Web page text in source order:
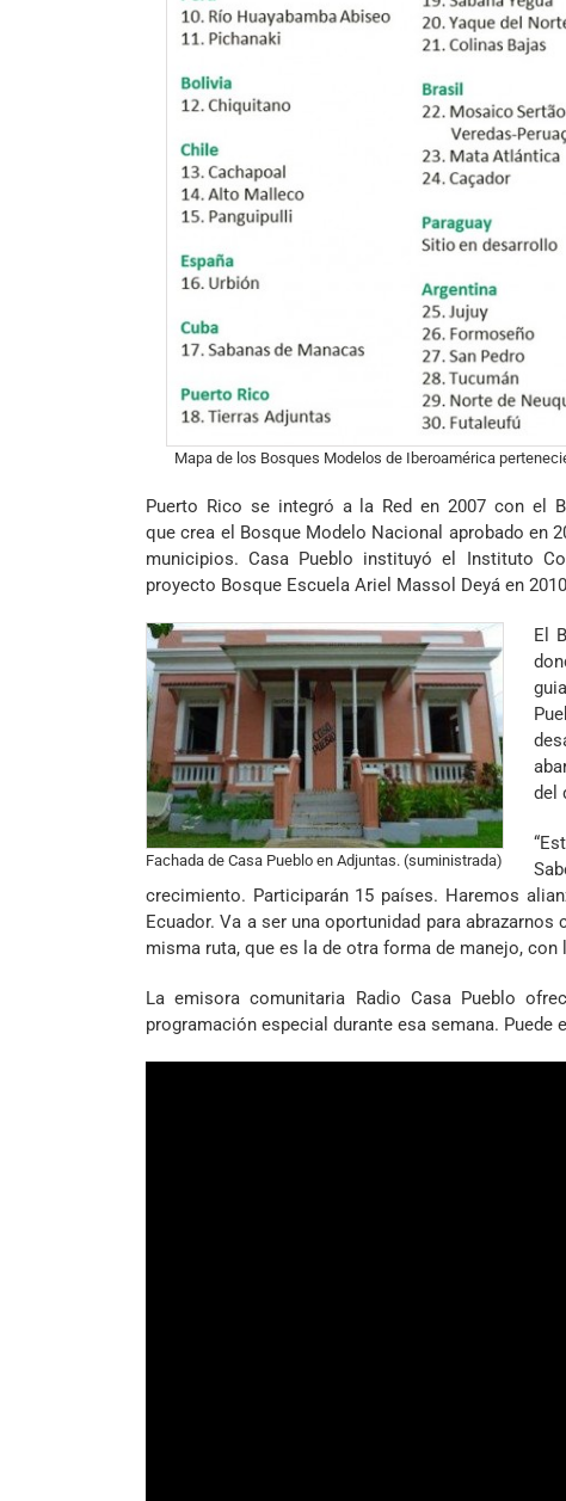
Mapa de los Bosques Modelos de Iberoamérica
Puerto Rico se integró a la Red en 2007 con el
que crea el Bosque Modelo Nacional aprobado en
municipios. Casa Pueblo instituyó el Instituto
proyecto Bosque Escuela Ariel Massol Deyá en
Fachada de Casa Pueblo en Adjuntas. (suministrada)
El
del
crecimiento. Participarán 15 países. Haremos
Ecuador. Va a ser una oportunidad para
misma ruta, que es la de otra forma de manejo,
La emisora comunitaria Radio Casa Pueblo
programación especial durante esa semana.